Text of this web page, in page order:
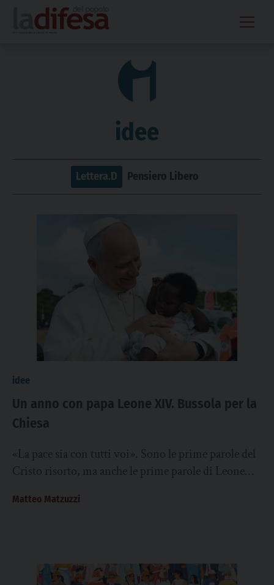
content
idee
Lettera.D Pensiero Libero
idee
Un anno con papa Leone XIV. Bussola per la
Chiesa
«La pace sia con tutti voi». Sono le prime parole del
Cristo risorto, ma anche le prime parole di Leone
Matteo Matzuzzi